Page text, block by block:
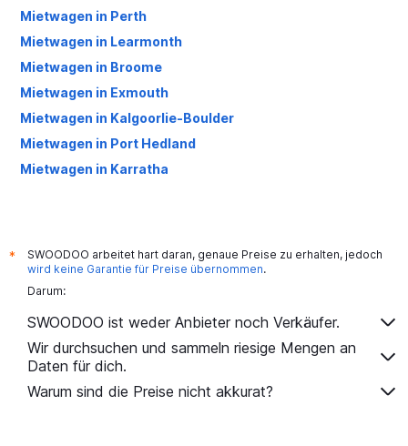
Mietwagen in Perth
Mietwagen in Learmonth
Mietwagen in Broome
Mietwagen in Exmouth
Mietwagen in Kalgoorlie-Boulder
Mietwagen in Port Hedland
Mietwagen in Karratha
*
SWOODOO arbeitet hart daran, genaue Preise zu erhalten, jedoch
wird keine Garantie für Preise übernommen.
Darum:
SWOODOO ist weder Anbieter noch Verkäufer.
Wir durchsuchen und sammeln riesige Mengen an
Daten für dich.
Warum sind die Preise nicht akkurat?